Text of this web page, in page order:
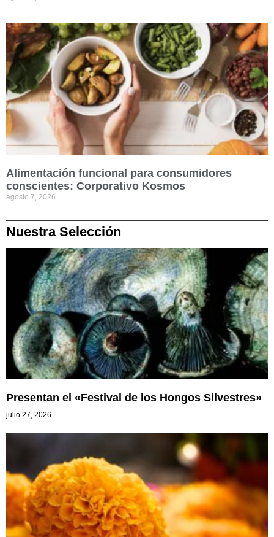
Alimentación funcional para consumidores
conscientes: Corporativo Kosmos
agosto 7, 2026
Nuestra Selección
Presentan el «Festival de los Hongos Silvestres»
julio 27, 2026